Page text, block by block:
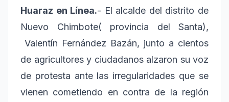
Huaraz en Línea.- El alcalde del distrito de
Nuevo Chimbote( provincia del Santa),
Valentín Fernández Bazán, junto a cientos
de agricultores y ciudadanos alzaron su voz
de protesta ante las irregularidades que se
vienen cometiendo en contra de la región